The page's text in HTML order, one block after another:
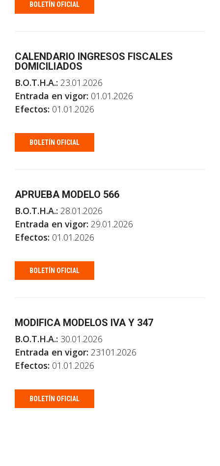
BOLETÍN OFICIAL
CALENDARIO INGRESOS FISCALES
DOMICILIADOS
B.O.T.H.A.: 23.01.2026
Entrada en vigor: 01.01.2026
Efectos: 01.01.2026
BOLETÍN OFICIAL
APRUEBA MODELO 566
B.O.T.H.A.: 28.01.2026
Entrada en vigor: 29.01.2026
Efectos: 01.01.2026
BOLETÍN OFICIAL
MODIFICA MODELOS IVA Y 347
B.O.T.H.A.: 30.01.2026
Entrada en vigor: 23101.2026
Efectos: 01.01.2026
BOLETÍN OFICIAL